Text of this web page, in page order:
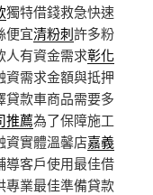
獨特借錢救急快速
便宜清粉刺許多粉
人有資金需求彰化
資需求金額與抵押
貸款車商品需要多
推薦為了保障施工
資實體溫馨店嘉義
導客戶使用最佳借
專業最佳準備貸款